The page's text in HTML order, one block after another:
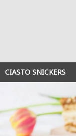
CIASTO SNICKERS